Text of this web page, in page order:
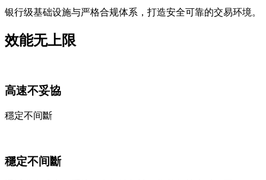
银行级基础设施与严格合规体系，打造安全可靠的交易环境。
效能无上限
高速不妥協
穩定不间斷
穩定不间斷